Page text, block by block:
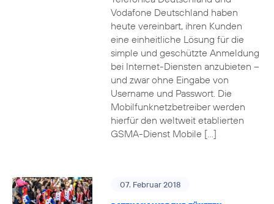
Vodafone Deutschland haben
heute vereinbart, ihren Kunden
eine einheitliche Lösung für die
simple und geschützte Anmeldung
bei Internet-Diensten anzubieten –
und zwar ohne Eingabe von
Username und Passwort. Die
Mobilfunknetzbetreiber werden
hierfür den weltweit etablierten
GSMA-Dienst Mobile […]
07. Februar 2018